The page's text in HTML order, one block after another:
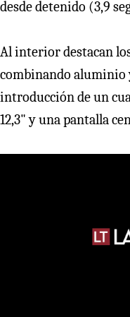
desde detenido (3,9
Al interior destacan
combinando aluminio
introducción de un
12,3" y una pantalla